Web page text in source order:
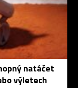
natáčet
výletech